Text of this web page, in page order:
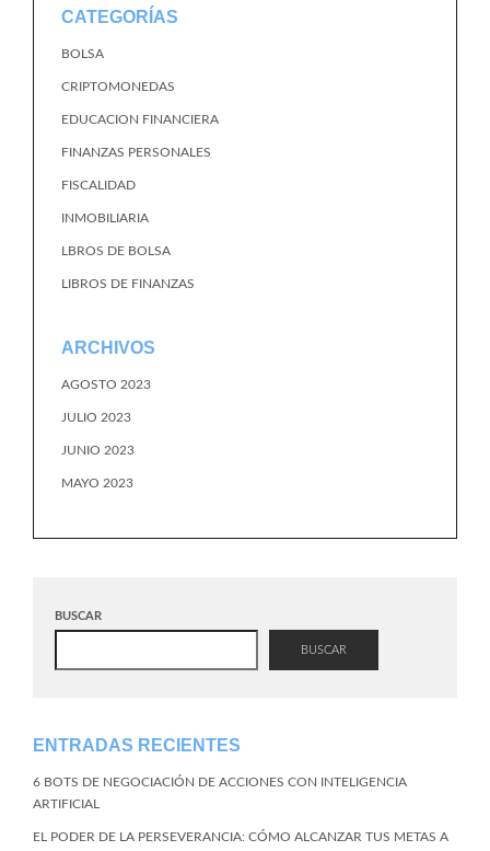
CATEGORÍAS
BOLSA
CRIPTOMONEDAS
EDUCACION FINANCIERA
FINANZAS PERSONALES
FISCALIDAD
INMOBILIARIA
LBROS DE BOLSA
LIBROS DE FINANZAS
ARCHIVOS
AGOSTO 2023
JULIO 2023
JUNIO 2023
MAYO 2023
BUSCAR
BUSCAR
ENTRADAS RECIENTES
6 BOTS DE NEGOCIACIÓN DE ACCIONES CON INTELIGENCIA
ARTIFICIAL
EL PODER DE LA PERSEVERANCIA: CÓMO ALCANZAR TUS METAS A